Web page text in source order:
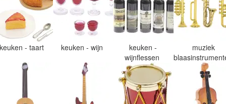
- taart keuken - wijn
keuken -
wijnflessen
muziek